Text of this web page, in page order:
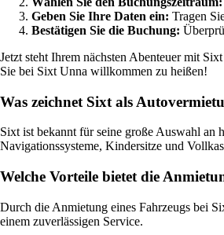
Geben Sie Ihre Daten ein: Tragen
Bestätigen Sie die Buchung:
Jetzt steht Ihrem nächsten Abenteuer mit
Sie bei Sixt Unna willkommen zu heißen!
Was zeichnet Sixt als
Sixt ist bekannt für seine große Auswahl
Navigationssysteme, Kindersitze und
Welche Vorteile bietet die
Durch die Anmietung eines Fahrzeugs bei
einem zuverlässigen Service.